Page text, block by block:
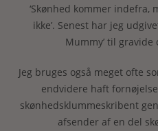
‘Skønhed kommer
ikke’. Senest har jeg
Mummy’ til
Jeg bruges også meget ofte
endvidere haft
skønhedsklummeskribent
afsender af en del